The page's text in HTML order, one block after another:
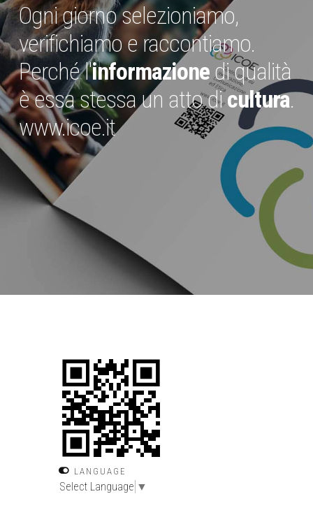
Ogni giorno selezioniamo,
verifichiamo e raccontiamo.
Perché l'informazionedi qualità
è essa stessa un atto dicultura.
www.icoe.it
LANGUAGE
Select Language ▼